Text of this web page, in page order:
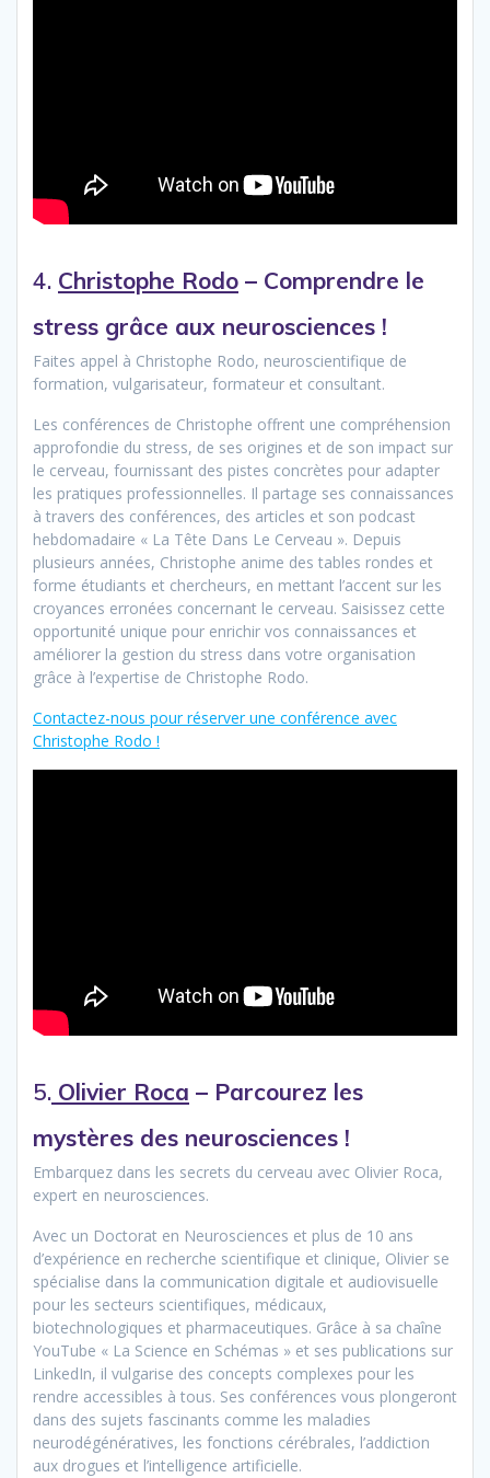
4. Christophe Rodo – Comprendre le
stress grâce aux neurosciences !
Faites appel à Christophe Rodo, neuroscientifique de
formation, vulgarisateur, formateur et consultant.
Les conférences de Christophe offrent une compréhension
approfondie du stress, de ses origines et de son impact sur
le cerveau, fournissant des pistes concrètes pour adapter
les pratiques professionnelles. Il partage ses connaissances
à travers des conférences, des articles et son podcast
hebdomadaire « La Tête Dans Le Cerveau ». Depuis
plusieurs années, Christophe anime des tables rondes et
forme étudiants et chercheurs, en mettant l’accent sur les
croyances erronées concernant le cerveau. Saisissez cette
opportunité unique pour enrichir vos connaissances et
améliorer la gestion du stress dans votre organisation
grâce à l’expertise de Christophe Rodo.
Contactez-nous pour réserver une conférence avec
Christophe Rodo !
5. Olivier Roca – Parcourez les
mystères des neurosciences !
Embarquez dans les secrets du cerveau avec Olivier Roca,
expert en neurosciences.
Avec un Doctorat en Neurosciences et plus de 10 ans
d’expérience en recherche scientifique et clinique, Olivier se
spécialise dans la communication digitale et audiovisuelle
pour les secteurs scientifiques, médicaux,
biotechnologiques et pharmaceutiques. Grâce à sa chaîne
YouTube « La Science en Schémas » et ses publications sur
LinkedIn, il vulgarise des concepts complexes pour les
rendre accessibles à tous. Ses conférences vous plongeront
dans des sujets fascinants comme les maladies
neurodégénératives, les fonctions cérébrales, l’addiction
aux drogues et l’intelligence artificielle.